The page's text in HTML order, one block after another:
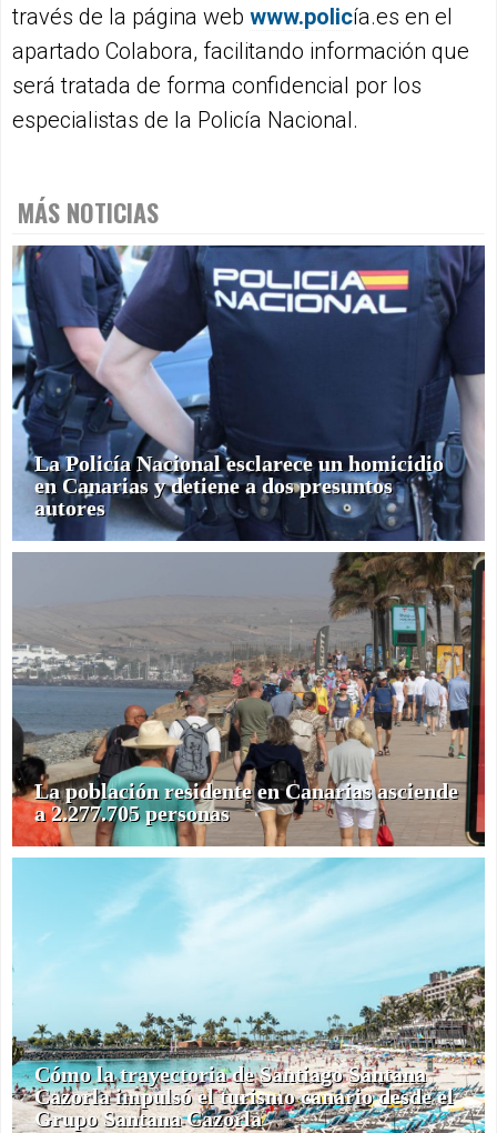
través de la página web www.policía.es en el
apartado Colabora, facilitando información que
será tratada de forma confidencial por los
especialistas de la Policía Nacional.
MÁS NOTICIAS
La Policía Nacional esclarece un homicidio
en Canarias y detiene a dos presuntos
autores
La población residente en Canarias asciende
a 2.277.705 personas
Cómo la trayectoria de Santiago Santana
Cazorla impulsó el turismo canario desde el
Grupo Santana Cazorla